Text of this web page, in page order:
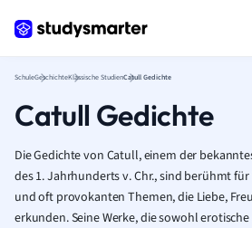
SchuleGeschichteKlassische StudienCatull Gedichte
Catull Gedichte
Die Gedichte von Catull, einem der
des 1. Jahrhunderts v. Chr., sind berühmt
und oft provokanten Themen, die Liebe,
erkunden. Seine Werke, die sowohl